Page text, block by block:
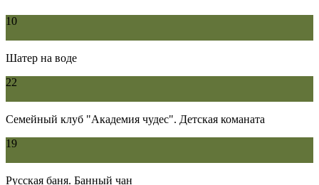
10
Шатер на воде
22
Семейный клуб "Академия чудес". Детская команата
19
Русская баня. Банный чан